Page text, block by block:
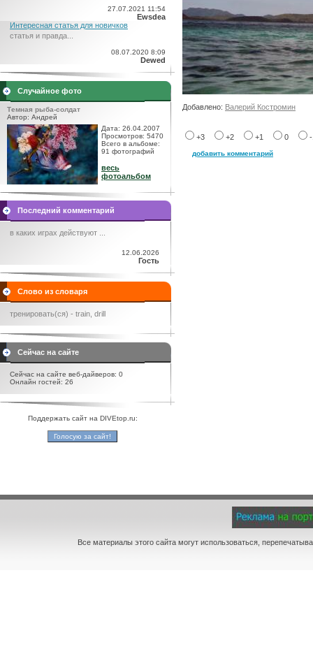
27.07.2021 11:54
Ewsdea
Интересная статья для новичков
статья и правда...
08.07.2020 8:09
Dewed
Случайное фото
Темная рыба-солдат
Автор: Андрей
Дата: 26.04.2007
Просмотров: 5470
Всего в альбоме:
91 фотографий
весь
фотоальбом
Последний комментарий
в каких играх действуют ...
12.06.2026
Гость
Слово из словаря
тренировать(ся) - train, drill
Сейчас на сайте
Сейчас на сайте веб-дайверов: 0
Онлайн гостей: 26
Поддержать сайт на DIVEtop.ru:
Добавлено: Валерий Костромин
+3 +2 +1 0
добавить комментарий
Все материалы этого сайта могут использоваться,